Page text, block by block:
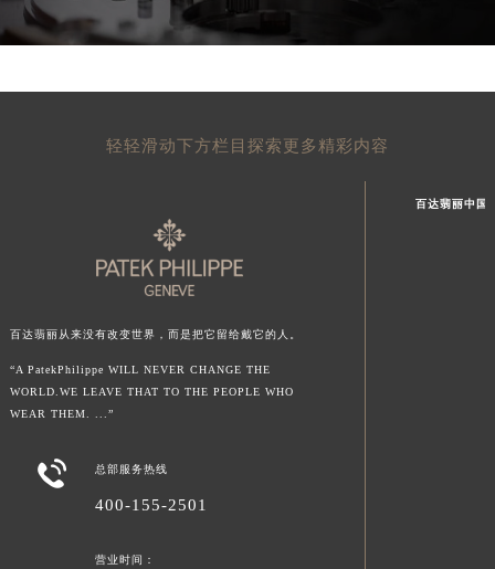
轻轻滑动下方栏目探索更多精彩内容
百达翡丽从来没有改变世界，而是把它留给戴它的人。
“A PatekPhilippe WILL NEVER CHANGE THE
WORLD.WE LEAVE THAT TO THE PEOPLE WHO
WEAR THEM. ...”
 总部服务热线
400-155-2501
营业时间：
百达翡丽中国